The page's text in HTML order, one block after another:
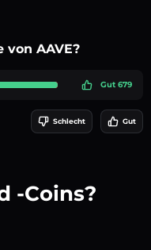
AAVE?
Gut 679
Schlecht Gut
-Coins?